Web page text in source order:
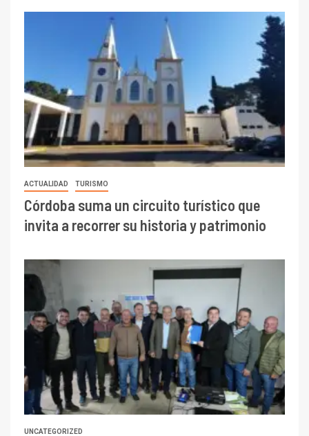
ACTUALIDAD TURISMO
Córdoba suma un circuito turístico que
invita a recorrer su historia y patrimonio
UNCATEGORIZED